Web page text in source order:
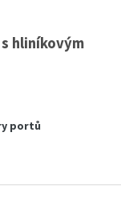
hliníkovým
portů